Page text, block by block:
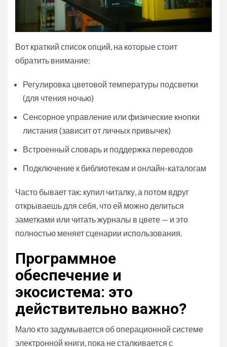
Вот краткий список опций, на которые стоит
обратить внимание:
Регулировка цветовой температуры подсветки
(для чтения ночью)
Сенсорное управление или физические кнопки
листания (зависит от личных привычек)
Встроенный словарь и поддержка переводов
Подключение к библиотекам и онлайн-каталогам
Часто бывает так: купил читалку, а потом вдруг
открываешь для себя, что ей можно делиться
заметками или читать журналы в цвете — и это
полностью меняет сценарии использования.
Программное
обеспечение и
экосистема: это
действительно важно?
Мало кто задумывается об операционной системе
электронной книги, пока не сталкивается с